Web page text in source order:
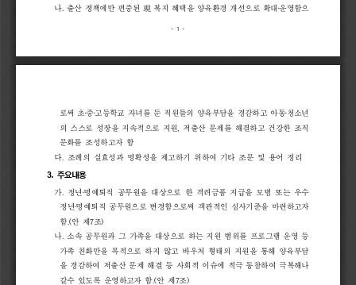
1
나. 출산 정책에만 편중된 現 복지 혜택을 양육환경 개선으로 확대‧운영함으
로써 초‧중‧고등학교 자녀를 둔 직원들의 양육부담을 경감하고 아동‧청소년
의 스스로 성장을 지속적으로 지원 저출산 문제를 해결하고 건강한 조직
문화를 조성하고자 함
다. 조례의 실효성과 명확성을 제고하기 위하여 기타 조문 및 용어 정리
3.
주요내용
가. 정년‧명예퇴직 공무원을 대상으로 한 격려금품 지급을 모범 또는 우수
정년‧명예퇴직 공무원으로 변경함으로써 객관적인 심사기준을 마련하고자
함.(안 제7조)
나. 소속 공무원과 그 가족을 대상으로 하는 지원 범위를 프로그램 운영 등
가족 친화만을 목적으로 하지 않고 바우처 형태의 지원을 통해 양육부담
을 경감하여 저출산 문제 해결 등 사회적 이슈에 적극 동참하여 극복해나
갈수 있도록 운영하고자 함.(안 제7조)